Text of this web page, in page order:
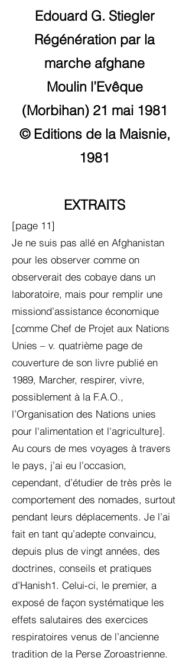
Edouard G. Stiegler
Régénération par la
marche afghane
Moulin l’Evêque
(Morbihan) 21 mai 1981
© Editions de la Maisnie,
1981
EXTRAITS
[page 11]
Je ne suis pas allé en Afghanistan
pour les observer comme on
observerait des cobaye dans un
laboratoire, mais pour remplir une
missiond’assistance économique
[comme Chef de Projet aux Nations
Unies – v. quatrième page de
couverture de son livre publié en
1989, Marcher, respirer, vivre,
possiblement à la F.A.O.,
l’Organisation des Nations unies
pour l'alimentation et l'agriculture].
Au cours de mes voyages à travers
le pays, j’ai eu l’occasion,
cependant, d’étudier de très près le
comportement des nomades, surtout
pendant leurs déplacements. Je l’ai
fait en tant qu’adepte convaincu,
depuis plus de vingt années, des
doctrines, conseils et pratiques
d’Hanish1. Celui-ci, le premier, a
exposé de façon systématique les
effets salutaires des exercices
respiratoires venus de l’ancienne
tradition de la Perse Zoroastrienne.